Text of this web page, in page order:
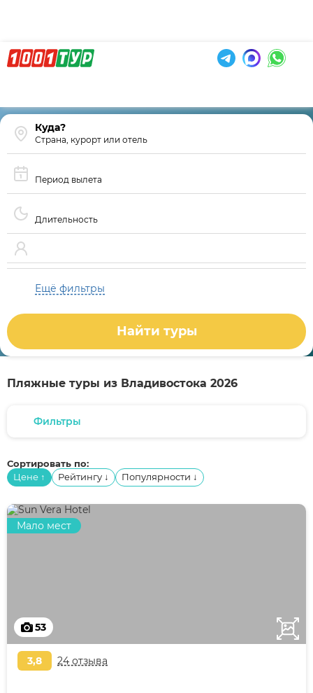
Страна, курорт или отель
Период вылета
Длительность
Ещё фильтры
Найти туры
Пляжные туры из Владивостока 2026
Фильтры
Сортировать по:
Цене ↑ Рейтингу ↓ Популярности ↓
53
Мало мест
3,8 24 отзыва